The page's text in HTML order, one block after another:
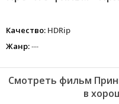
Качество: HDRip
Жанр:---
Смотреть фильм
в